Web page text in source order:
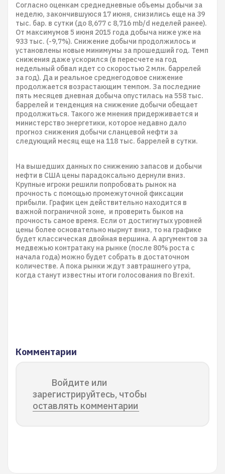
Согласно оценкам среднедневные объемы добычи за
неделю, закончившуюся 17 июня, снизились еще на 39
тыс. бар. в сутки (до 8,677 с 8,716 mb/d неделей ранее).
От максимумов 5 июня 2015 года добыча ниже уже на
933 тыс. (-9,7%). Снижение добычи продолжилось и
установлены новые минимумы за прошедший год. Темп
снижения даже ускорился (в пересчете на год
недельный обвал идет со скоростью 2 млн. баррелей
за год). Да и реальное среднегодовое снижение
продолжается возрастающим темпом. За последние
пять месяцев дневная добыча опустилась на 558 тыс.
баррелей и тенденция на снижение добычи обещает
продолжиться. Такого же мнения придерживается и
министерство энергетики, которое недавно дало
прогноз снижения добычи сланцевой нефти за
следующий месяц еще на 118 тыс. баррелей в сутки.
На вышедших данных по снижению запасов и добычи
нефти в США цены парадоксально дернули вниз.
Крупные игроки решили попробовать рынок на
прочность с помощью промежуточной фиксации
прибыли. График цен действительно находится в
важной пограничной зоне, и проверить быков на
прочность самое время. Если от достигнутых уровней
цены более основательно нырнут вниз, то на графике
будет классическая двойная вершина. А аргументов за
медвежью контратаку на рынке (после 80% роста с
начала года) можно будет собрать в достаточном
количестве. А пока рынки ждут завтрашнего утра,
когда станут известны итоги голосования по Brexit.
Комментарии
Войдите или
зарегистрируйтесь, чтобы
оставлять комментарии